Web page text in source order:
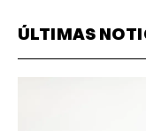
ÚLTIMAS